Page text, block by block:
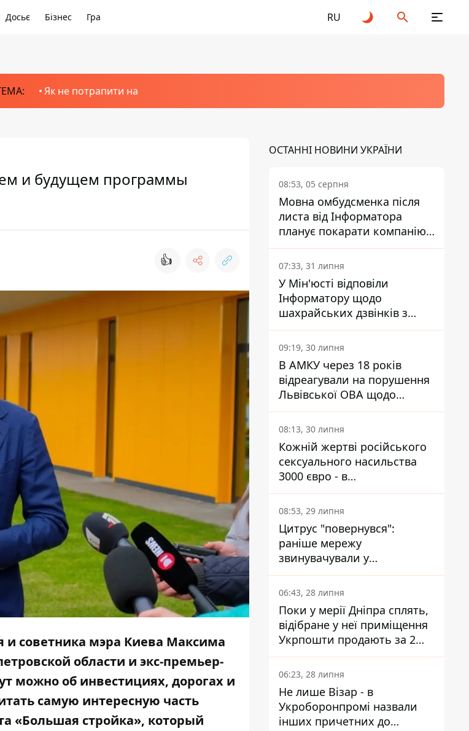
Досьє Бізнес Гра RU
Як не потрапити на
и будущем программы
👍
советника мэра Киева Максима
области и экс-премьер-
можно об инвестициях, дорогах и
самую интересную часть
«Большая стройка», который
ОСТАННІ НОВИНИ УКРАЇНИ
08:53, 05 серпня
Мовна омбудсменка після
листа від Інформатора
планує покарати компанію-
підрядника ПриватБанку
07:33, 31 липня
У Мін'юсті відповіли
Інформатору щодо
шахрайських дзвінків з
камери Сумського СІЗО так,
що ніхто нічого не зрозумів
09:19, 30 липня
В АМКУ через 18 років
відреагували на порушення
Львівської ОВА щодо
харчування у закладах
освіти
08:13, 30 липня
Кожній жертві російського
сексуального насильства
3000 євро - в
Мінсоцполітики пояснили
Інформатору, звідки на це
гроші
08:53, 29 липня
Цитрус "повернувся":
раніше мережу
звинувачували у
контрабанді техніки та
ухиленні від сплати
податків
06:43, 28 липня
Поки у мерії Дніпра сплять,
відібране у неї приміщення
Укрпошти продають за 2
мільйони
06:23, 28 липня
Не лише Візар - в
Укроборонпромі назвали
інших причетних до